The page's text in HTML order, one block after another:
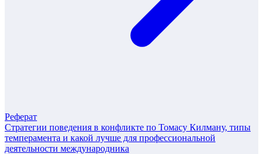
Реферат
Стратегии поведения в конфликте по Томасу Килману, типы
темперамента и какой лучше для профессиональной
деятельности международника